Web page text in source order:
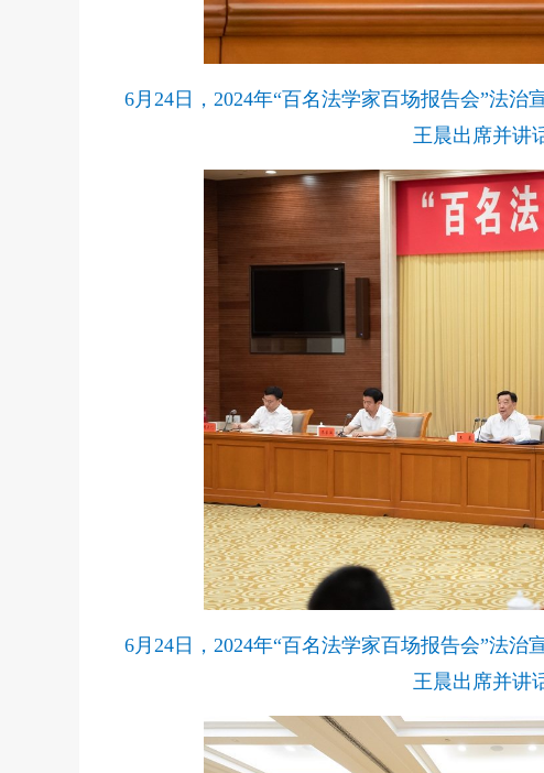
6月24日，2024年“百名法学家百场报告会”法
王晨出席并讲
6月24日，2024年“百名法学家百场报告会”法
王晨出席并讲